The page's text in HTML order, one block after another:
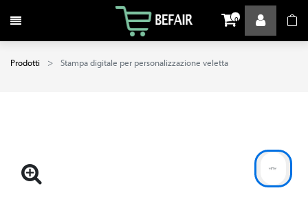
Attiva / disattiva la navigazione 0
Prodotti Stampa digitale per personalizzazione veletta